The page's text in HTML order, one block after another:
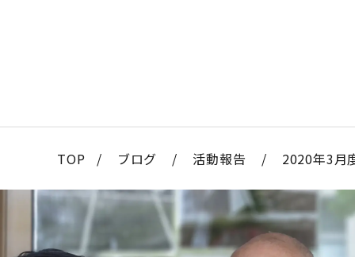
TOP / ブログ / 活動報告 / 2020年3月